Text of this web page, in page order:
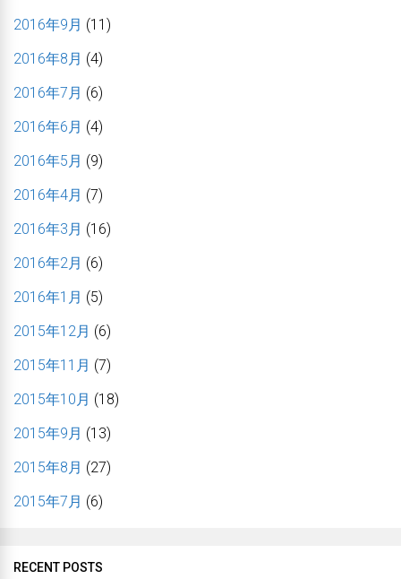
2016年9月 (11)
2016年8月 (4)
2016年7月 (6)
2016年6月 (4)
2016年5月 (9)
2016年4月 (7)
2016年3月 (16)
2016年2月 (6)
2016年1月 (5)
2015年12月 (6)
2015年11月 (7)
2015年10月 (18)
2015年9月 (13)
2015年8月 (27)
2015年7月 (6)
RECENT POSTS